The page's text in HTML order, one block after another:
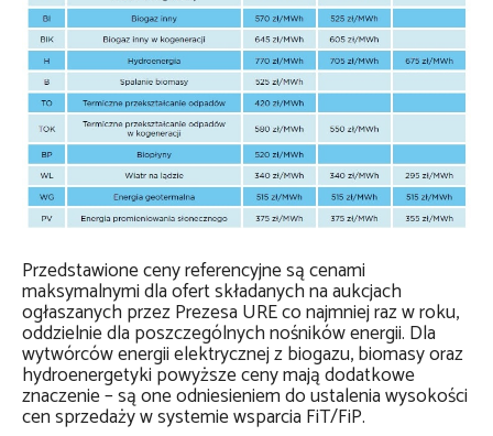
Przedstawione ceny referencyjne są cenami
maksymalnymi dla ofert składanych na aukcjach
ogłaszanych przez Prezesa URE co najmniej raz w roku,
oddzielnie dla poszczególnych nośników energii. Dla
wytwórców energii elektrycznej z biogazu, biomasy oraz
hydroenergetyki powyższe ceny mają dodatkowe
znaczenie – są one odniesieniem do ustalenia wysokości
cen sprzedaży w systemie wsparcia FiT/FiP.